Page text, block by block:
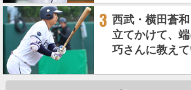
3 西武・横田蒼
立てかけて、
巧さんに教え